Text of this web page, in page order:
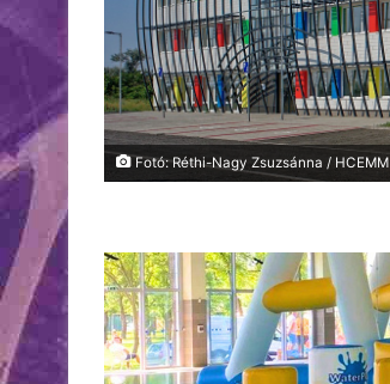
Fotó: Réthi-Nagy Zsuzsánna / HCEMM